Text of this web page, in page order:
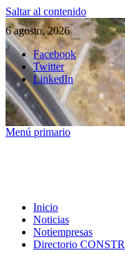
Saltar al contenido
6 agosto, 2026
Facebook
Twitter
LinkedIn
Menú primario
Inicio
Noticias
Notiempresas
Directorio